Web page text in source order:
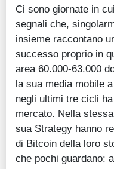
Ci sono giornate in
segnali che,
insieme raccontano
successo proprio in
area 60.000-63.000
la sua media mobile
negli ultimi tre cicli
mercato. Nella
sua Strategy hanno
di Bitcoin della loro
che pochi guardano: